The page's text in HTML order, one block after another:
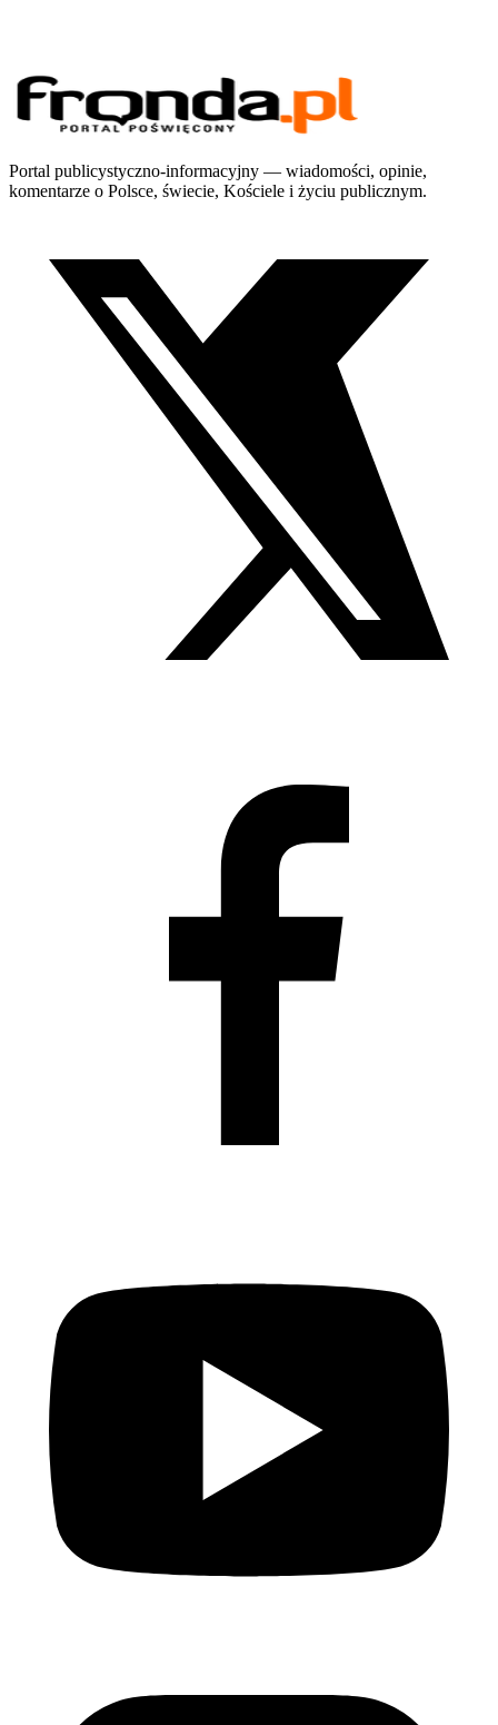
Portal publicystyczno-informacyjny — wiadomości, opinie,
komentarze o Polsce, świecie, Kościele i życiu publicznym.